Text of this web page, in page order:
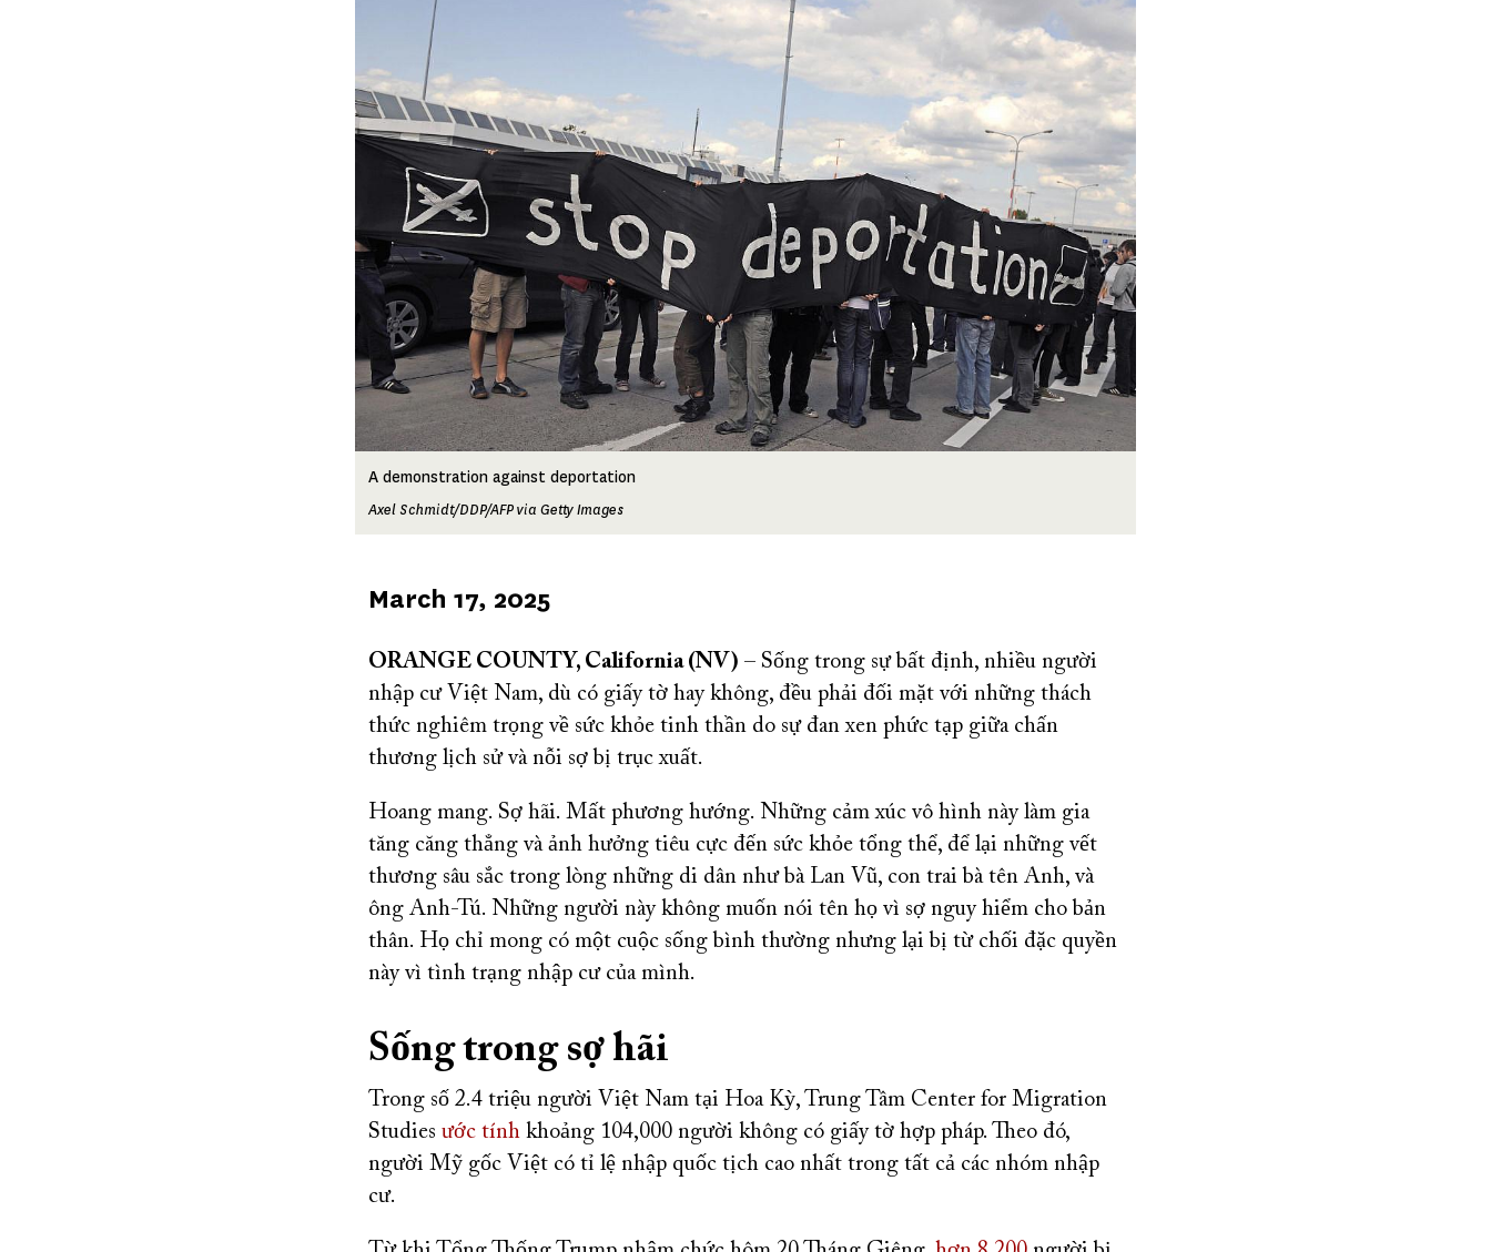
A demonstration against deportation
Axel Schmidt/DDP/AFP via Getty Images
Published
March 17, 2025
ORANGE COUNTY, California (NV) – Sống trong sự bất định, nhiều người
nhập cư Việt Nam, dù có giấy tờ hay không, đều phải đối mặt với những thách
thức nghiêm trọng về sức khỏe tinh thần do sự đan xen phức tạp giữa chấn
thương lịch sử và nỗi sợ bị trục xuất.
Hoang mang. Sợ hãi. Mất phương hướng. Những cảm xúc vô hình này làm gia
tăng căng thẳng và ảnh hưởng tiêu cực đến sức khỏe tổng thể, để lại những vết
thương sâu sắc trong lòng những di dân như bà Lan Vũ, con trai bà tên Anh, và
ông Anh-Tú. Những người này không muốn nói tên họ vì sợ nguy hiểm cho bản
thân. Họ chỉ mong có một cuộc sống bình thường nhưng lại bị từ chối đặc quyền
này vì tình trạng nhập cư của mình.
Sống trong sợ hãi
Trong số 2.4 triệu người Việt Nam tại Hoa Kỳ, Trung Tâm Center for Migration
Studies ước tính khoảng 104,000 người không có giấy tờ hợp pháp. Theo đó,
người Mỹ gốc Việt có tỉ lệ nhập quốc tịch cao nhất trong tất cả các nhóm nhập
cư.